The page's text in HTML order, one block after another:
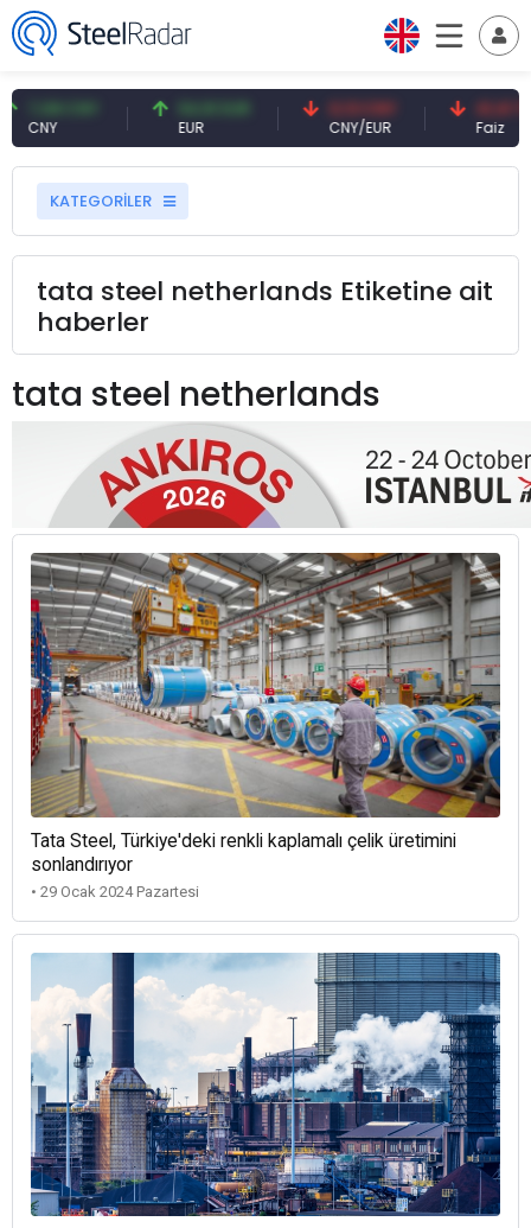
7,08 CNY
CNY
54,91 EUR 0,13 CNY
CNY/EUR
41,41 TRY
Faiz
KATEGORİLER
tata steel netherlands Etiketine ait
haberler
tata steel netherlands
Tata Steel, Türkiye'deki renkli kaplamalı çelik üretimini
sonlandırıyor
• 29 Ocak 2024 Pazartesi